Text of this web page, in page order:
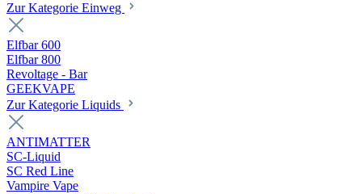
Zur Kategorie Einweg
Elfbar 600
Elfbar 800
Revoltage - Bar
GEEKVAPE
Zur Kategorie Liquids
ANTIMATTER
SC-Liquid
SC Red Line
Vampire Vape